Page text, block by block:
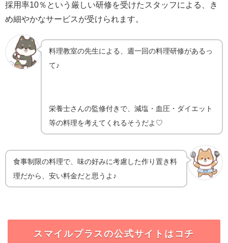
採用率10％という厳しい研修を受けたスタッフによる、き
め細やかなサービスが受けられます。
料理教室の先生による、週一回の料理研修があるっ
て♪
栄養士さんの監修付きで、減塩・血圧・ダイエット
等の料理を考えてくれるそうだよ♡
食事制限の料理で、味の好みに考慮した作り置き料
理だから、安い料金だと思うよ♪
スマイルプラスの公式サイトはコチ